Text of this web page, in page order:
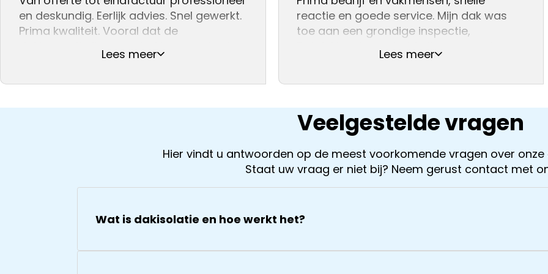
en deskundig. Eerlijk advies. Snel gewerkt.
Prima kwaliteit. Vooral dat de
de woonkamer, waar ter plekke een
Lees meer
achtergelaten.
Aanrader!!
reactie en goede service. Mijn dak was
toe aan een grondige inspectie,
direct en een dag later stond Jan al op
Lees meer
Veelgestelde vragen
Hier vindt u antwoorden op de meest voorkomende vragen over onze
Staat uw vraag er niet bij? Neem gerust contact met
Wat is dakisolatie en hoe werkt het?